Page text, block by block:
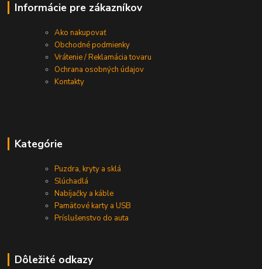
Informácie pre zákazníkov
Ako nakupovať
Obchodné podmienky
Vrátenie / Reklamácia tovaru
Ochrana osobných údajov
Kontakty
Kategórie
Puzdra, kryty a sklá
Slúchadlá
Nabíjačky a káble
Pamäťové karty a USB
Príslušenstvo do auta
Dôležité odkazy